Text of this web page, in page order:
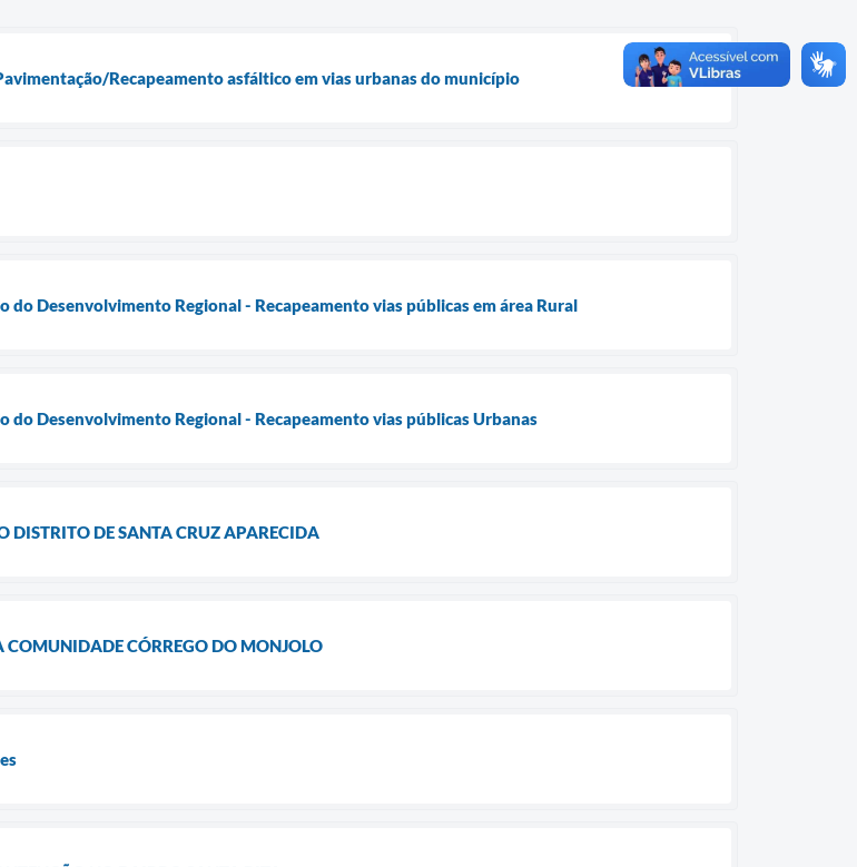
Recapeamento asfáltico em vias urbanas do município
Desenvolvimento Regional - Recapeamento vias públicas em área Rural
Desenvolvimento Regional - Recapeamento vias públicas Urbanas
DE SANTA CRUZ APARECIDA
CÓRREGO DO MONJOLO